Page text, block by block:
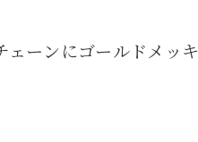
ェーンにゴールドメッキ